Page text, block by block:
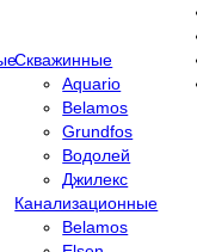
Скважинные
Aquario
Belamos
Grundfos
Водолей
Джилекс
Канализационные
Belamos